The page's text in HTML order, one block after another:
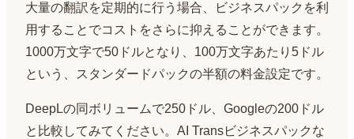
大量の翻訳を定期的に行う場合、ビジネスパックを利
用することでコストをさらに抑えることができます。
1000万文字で50ドルとなり、100万文字あたり5ドル
という、スタンダードパックの半額の料金設定です。
DeepLの同ボリュームで250ドル、Googleの200ドル
と比較してみてください。AI Transビジネスパックな